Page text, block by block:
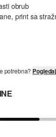
obrub
print sa
potrebna?